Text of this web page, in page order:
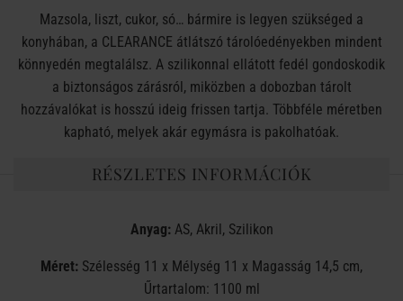
Mazsola, liszt, cukor, só… bármire is legyen szükséged a
konyhában, a CLEARANCE átlátszó tárolóedényekben mindent
könnyedén megtalálsz. A szilikonnal ellátott fedél gondoskodik
a biztonságos zárásról, miközben a dobozban tárolt
hozzávalókat is hosszú ideig frissen tartja. Többféle méretben
kapható, melyek akár egymásra is pakolhatóak.
RÉSZLETES INFORMÁCIÓK
Anyag: AS, Akril, Szilikon
Méret: Szélesség 11 x Mélység 11 x Magasság 14,5 cm,
Űrtartalom: 1100 ml